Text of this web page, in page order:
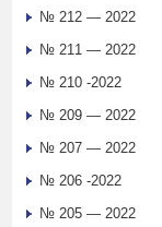
№ 212 — 2022
№ 211 — 2022
№ 210 -2022
№ 209 — 2022
№ 207 — 2022
№ 206 -2022
№ 205 — 2022